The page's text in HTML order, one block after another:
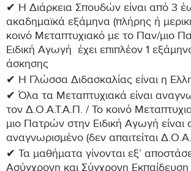
✔ Η Διάρκεια Σπουδών είναι από 3
ακαδημαϊκά εξάμηνα (πλήρης ή
κοινό Μεταπτυχιακό με το Παν/μιο
Ειδική Αγωγή έχει επιπλέον 1
άσκησης
✔ H Γλώσσα Διδασκαλίας είναι η
✔ Όλα τα Μεταπτυχιακά είναι
τον Δ.Ο.Α.Τ.Α.Π. / Το κοινό
μιο Πατρών στην Ειδική Αγωγή είναι
αναγνωρισμένο (δεν απαιτείται
✔ Τα μαθήματα γίνονται εξ’